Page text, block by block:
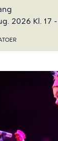
2026 Kl. 17